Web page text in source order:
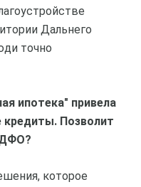
Дальнего
точно
ипотека" привела
Позволит
ДФО?
которое